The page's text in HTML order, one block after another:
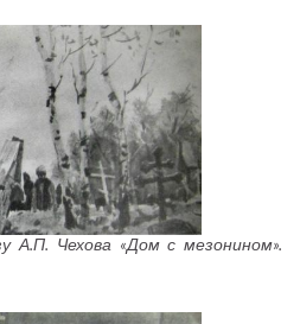
А.П. Чехова «Дом с мезонином».